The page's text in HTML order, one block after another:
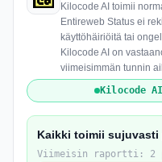
Kilocode AI toimii
Entireweb Status ei
käyttöhäiriöitä tai
Kilocode AI on
viimeisimmän tunnin
Kilocode
Kaikki toimii sujuvasti
Viimeisin raportti: 2